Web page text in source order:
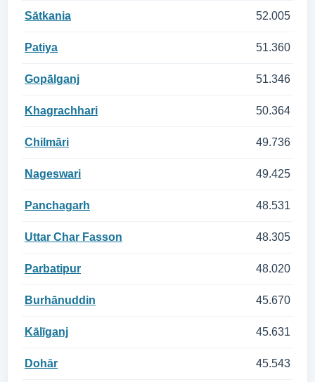
Sātkania 52.005
Patiya 51.360
Gopālganj 51.346
Khagrachhari 50.364
Chilmāri 49.736
Nageswari 49.425
Panchagarh 48.531
Uttar Char Fasson 48.305
Parbatipur 48.020
Burhānuddin 45.670
Kālīganj 45.631
Dohār 45.543